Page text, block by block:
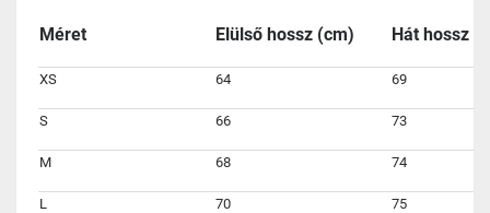
Méret Elülső hossz (cm) Hát hossz
XS 64 69
S 66 73
M 68 74
L 70 75